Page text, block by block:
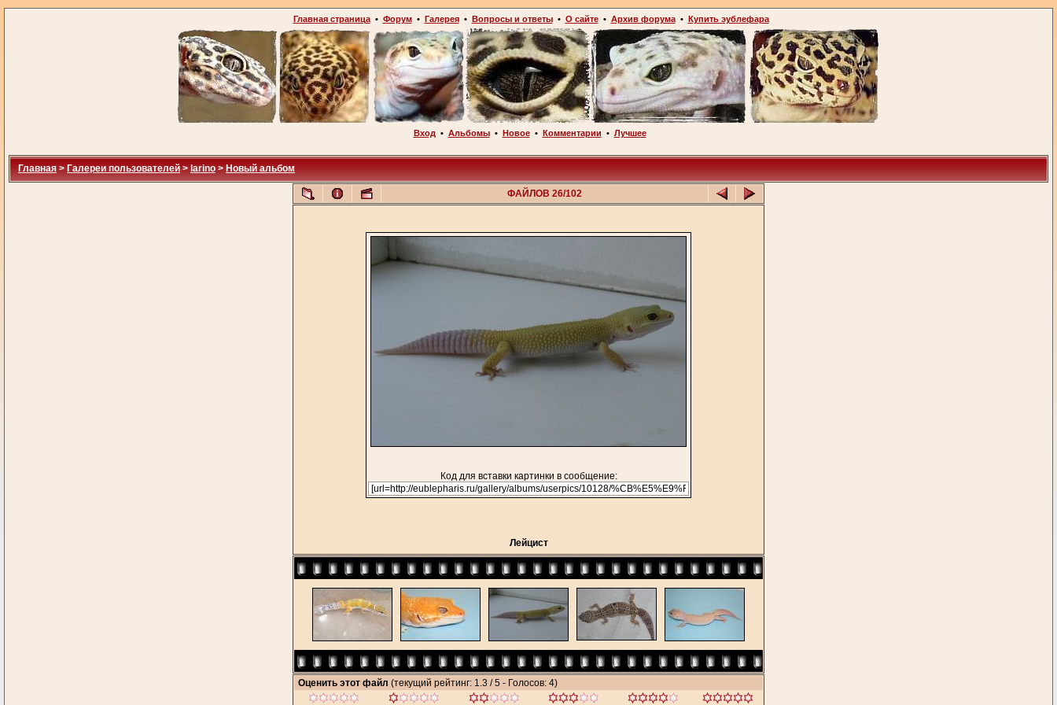
Главная страница• Форум• Галерея• Вопросы и ответы• О сайте• Архив форума• Купить эублефара
Вход • Альбомы• Новое• Комментарии • Лучшее
Главная > Галереи пользователей > larino > Новый альбом
ФАЙЛОВ 26/102
Код для вставки картинки в сообщение:
Лейцист
Оценить этот файл (текущий рейтинг: 1.3 / 5 - Голосов: 4)